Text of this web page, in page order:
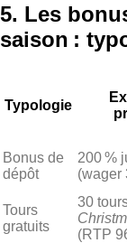
5. Les
saison :
Typologie
Bonus de
dépôt
200 %
(wager
Tours
gratuits
30
(RTP